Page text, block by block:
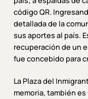
código QR.
detallada de la
sus aportes al país.
recuperación de un
fue concebido para
La Plaza del
memoria, también